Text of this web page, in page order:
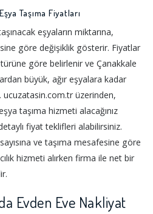
Taşıma Fiyatları
eşyaların miktarına,
göre değişiklik gösterir. Fiyatlar
göre belirlenir ve Çanakkale
büyük, ağır eşyalara kadar
ucuzatasin.com.tr üzerinden,
taşıma hizmeti alacağınız
fiyat teklifleri alabilirsiniz.
ve taşıma mesafesine göre
hizmeti alırken firma ile net bir
Evden Eve Nakliyat